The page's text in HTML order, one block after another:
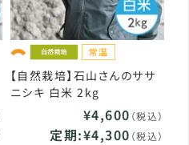
【自然栽培】石山さんのササ
ニシキ 白米 2kg
¥4,600 （税込）
定期:¥4,300 （税込）